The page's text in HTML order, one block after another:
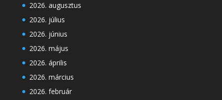
2026. augusztus
2026. július
2026. június
2026. május
2026. április
2026. március
2026. február